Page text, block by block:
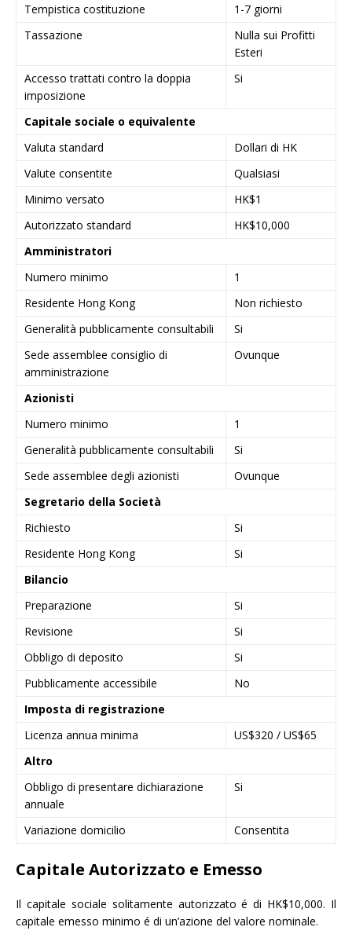
Tempistica costituzione
1-7 giorni
Tassazione
Nulla sui Profitti
Esteri
Accesso trattati contro la doppia
imposizione
Si
Capitale sociale o equivalente
Valuta standard
Dollari di HK
Valute consentite
Qualsiasi
Minimo versato
HK$1
Autorizzato standard
HK$10,000
Amministratori
Numero minimo
1
Residente Hong Kong
Non richiesto
Generalità pubblicamente consultabili
Si
Sede assemblee consiglio di
amministrazione
Ovunque
Azionisti
Numero minimo
1
Generalità pubblicamente consultabili
Si
Sede assemblee degli azionisti
Ovunque
Segretario della Società
Richiesto
Si
Residente Hong Kong
Si
Bilancio
Preparazione
Si
Revisione
Si
Obbligo di deposito
Si
Pubblicamente accessibile
No
Imposta di registrazione
Licenza annua minima
US$320 / US$65
Altro
Obbligo di presentare dichiarazione
annuale
Si
Variazione domicilio Consentita
Capitale Autorizzato e Emesso
Il capitale sociale solitamente autorizzato é di HK$10,000. Il
capitale emesso minimo é di un’azione del valore nominale.